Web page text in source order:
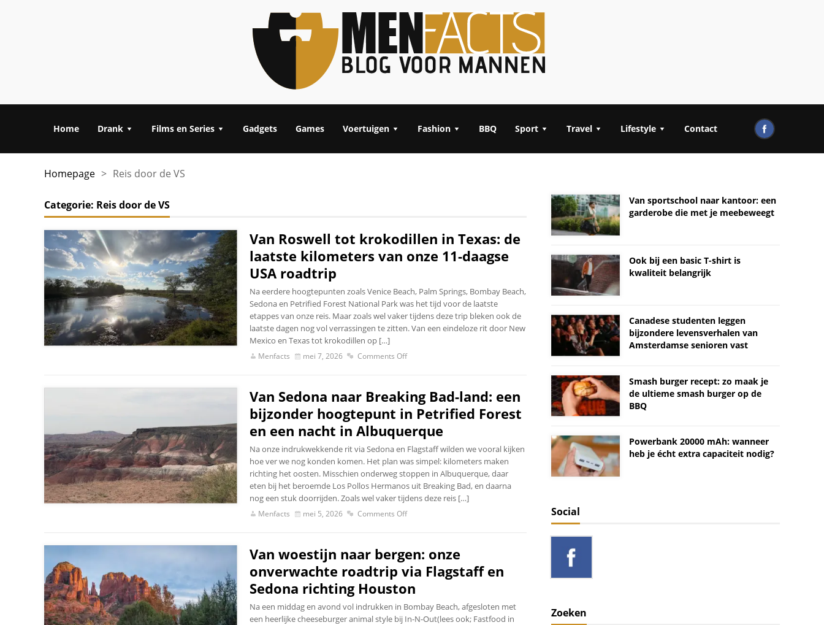
Home Drank Films en Series Gadgets Games Voertuigen Fashion BBQ Sport Travel Lifestyle Contact
Homepage > Reis door de VS
Categorie: Reis door de VS
Van Roswell tot krokodillen in Texas: de
laatste kilometers van onze 11-daagse
USA roadtrip
Na eerdere hoogtepunten zoals Venice Beach, Palm Springs, Bombay Beach,
Sedona en Petrified Forest National Park was het tijd voor de laatste
etappes van onze reis. Maar zoals wel vaker tijdens deze trip bleken ook de
laatste dagen nog vol verrassingen te zitten. Van een eindeloze rit door New
Mexico en Texas tot krokodillen op […]
Menfacts mei 7, 2026 Comments Off
Van Sedona naar Breaking Bad-land: een
bijzonder hoogtepunt in Petrified Forest
en een nacht in Albuquerque
Na onze indrukwekkende rit via Sedona en Flagstaff wilden we vooral kijken
hoe ver we nog konden komen. Het plan was simpel: kilometers maken
richting het oosten. Misschien onderweg stoppen in Albuquerque, daar
eten bij het beroemde Los Pollos Hermanos uit Breaking Bad, en daarna
nog een stuk doorrijden. Zoals wel vaker tijdens deze reis […]
Menfacts mei 5, 2026 Comments Off
Van woestijn naar bergen: onze
onverwachte roadtrip via Flagstaff en
Sedona richting Houston
Na een middag en avond vol indrukken in Bombay Beach, afgesloten met
een heerlijke cheeseburger animal style bij In-N-Out(lees ook; Fastfood in
Van sportschool naar kantoor: een
garderobe die met je meebeweegt
Ook bij een basic T-shirt is
kwaliteit belangrijk
Canadese studenten leggen
bijzondere levensverhalen van
Amsterdamse senioren vast
Smash burger recept: zo maak je
de ultieme smash burger op de
BBQ
Powerbank 20000 mAh: wanneer
heb je écht extra capaciteit nodig?
Social
Zoeken